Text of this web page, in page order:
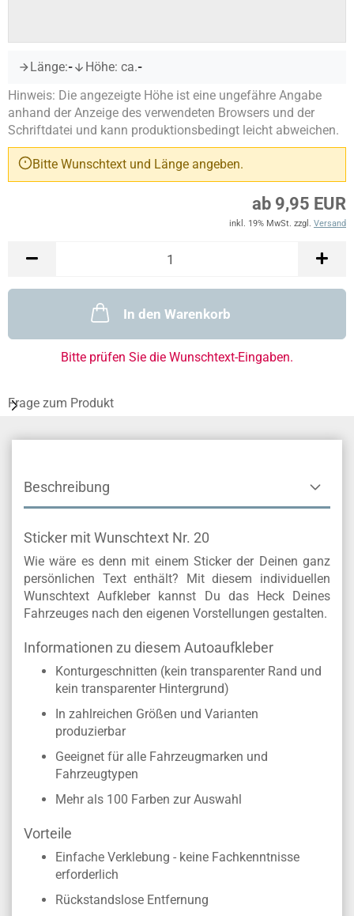
Länge:- Höhe: ca.-
Hinweis: Die angezeigte Höhe ist eine ungefähre Angabe
anhand der Anzeige des verwendeten Browsers und der
Schriftdatei und kann produktionsbedingt leicht abweichen.
Bitte Wunschtext und Länge angeben.
ab 9,95 EUR
inkl. 19% MwSt. zzgl. Versand
In den Warenkorb
Bitte prüfen Sie die Wunschtext-Eingaben.
Frage zum Produkt
Beschreibung
Sticker mit Wunschtext Nr. 20
Wie wäre es denn mit einem Sticker der Deinen ganz
persönlichen Text enthält? Mit diesem individuellen
Wunschtext Aufkleber kannst Du das Heck Deines
Fahrzeuges nach den eigenen Vorstellungen gestalten.
Informationen zu diesem Autoaufkleber
Konturgeschnitten (kein transparenter Rand und
kein transparenter Hintergrund)
In zahlreichen Größen und Varianten
produzierbar
Geeignet für alle Fahrzeugmarken und
Fahrzeugtypen
Mehr als 100 Farben zur Auswahl
Vorteile
Einfache Verklebung - keine Fachkenntnisse
erforderlich
Rückstandslose Entfernung